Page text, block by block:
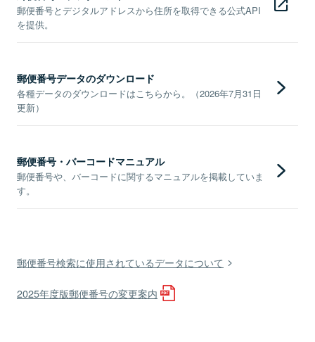
郵便番号とデジタルアドレスから住所を取得できる公式API
を提供。
郵便番号データのダウンロード
各種データのダウンロードはこちらから。（2026年7月31日
更新）
郵便番号・バーコードマニュアル
郵便番号や、バーコードに関するマニュアルを掲載していま
す。
郵便番号検索に使用されているデータについて
2025年度版郵便番号の変更案内